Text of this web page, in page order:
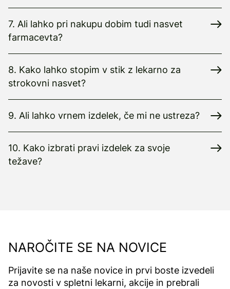
7. Ali lahko pri nakupu dobim tudi nasvet
farmacevta?
8. Kako lahko stopim v stik z lekarno za
strokovni nasvet?
9. Ali lahko vrnem izdelek, če mi ne ustreza?
10. Kako izbrati pravi izdelek za svoje
težave?
NAROČITE SE NA NOVICE
Prijavite se na naše novice in prvi boste izvedeli
za novosti v spletni lekarni, akcije in prebrali